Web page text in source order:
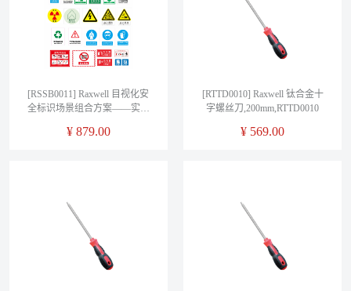
[RSSB0011] Raxwell 目视化安
全标识场景组合方案——实验
¥ 879.00
[RTTD0010] Raxwell 钛合金十
字螺丝刀,200mm,RTTD0010
¥ 569.00